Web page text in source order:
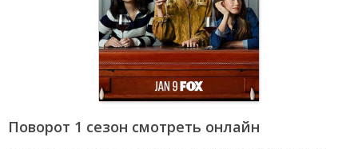
Поворот 1 сезон смотреть онлайн